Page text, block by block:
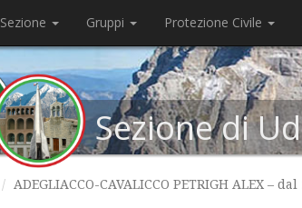
Sezione Gruppi Protezione Civile
Sezione di
ADEGLIACCO-CAVALICCO PETRIGH ALEX –